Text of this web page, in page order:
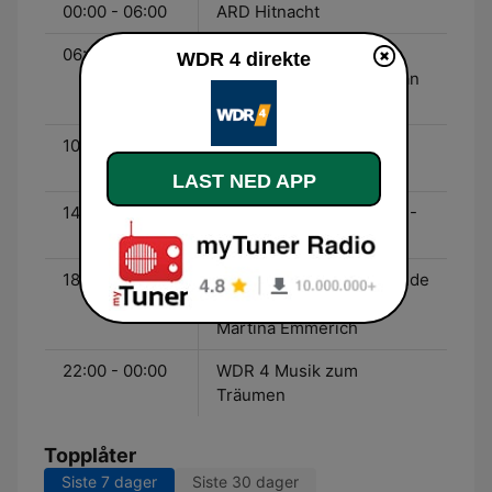
00:00 - 06:00 ARD Hitnacht
06:00 - 10:00
WDR 4 Mein Morgen -
Heike Knispel und Bastian
Bender
10:00 - 14:00
WDR 4 Hier und Heute -
Carina Vogt
14:00 - 18:00
WDR 4 Mein Nachmittag -
Bernd Brüggemann
18:00 - 22:00
WDR 4 Ab ins Wochenende
- Die 70er/80er Show -
Martina Emmerich
22:00 - 00:00
WDR 4 Musik zum
Träumen
Topplåter
Siste 7 dager Siste 30 dager
WDR 4 direkte
LAST NED APP